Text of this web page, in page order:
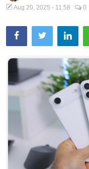
Aug 20, 2025 - 11:58
0